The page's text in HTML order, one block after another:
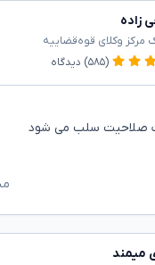
زاده
مرکز وکلای قوه‌قضاییه
(۵۸۵) دیدگاه
صلاحیت سلب می شود
میمند